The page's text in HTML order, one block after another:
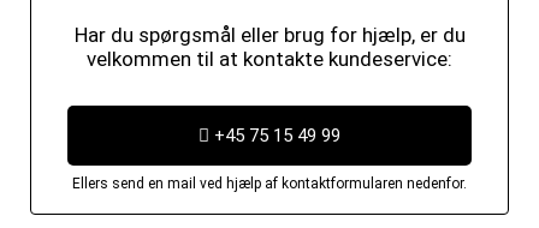
Har du spørgsmål eller brug for hjælp, er du
velkommen til at kontakte kundeservice:
+45 75 15 49 99
Ellers send en mail ved hjælp af kontaktformularen nedenfor.